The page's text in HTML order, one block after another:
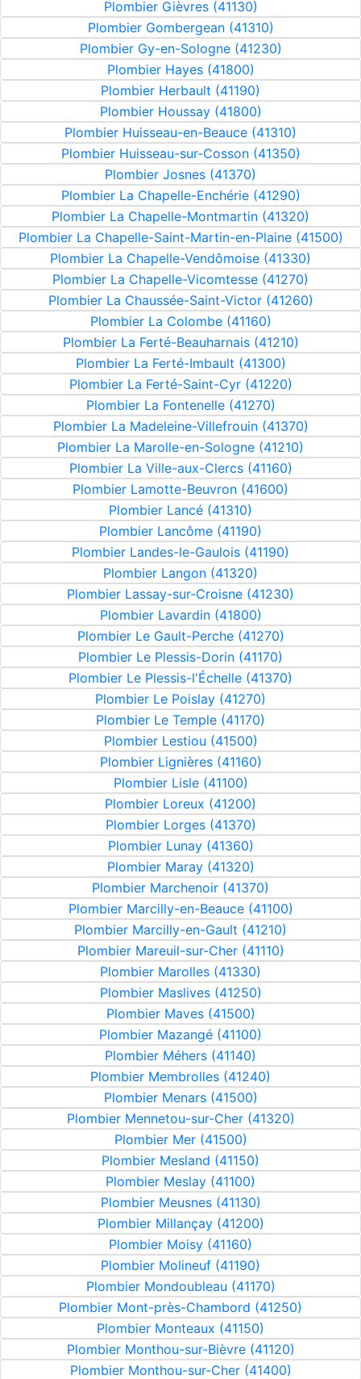
Plombier Gièvres (41130)
Plombier Gombergean (41310)
Plombier Gy-en-Sologne (41230)
Plombier Hayes (41800)
Plombier Herbault (41190)
Plombier Houssay (41800)
Plombier Huisseau-en-Beauce (41310)
Plombier Huisseau-sur-Cosson (41350)
Plombier Josnes (41370)
Plombier La Chapelle-Enchérie (41290)
Plombier La Chapelle-Montmartin (41320)
Plombier La Chapelle-Saint-Martin-en-Plaine (41500)
Plombier La Chapelle-Vendômoise (41330)
Plombier La Chapelle-Vicomtesse (41270)
Plombier La Chaussée-Saint-Victor (41260)
Plombier La Colombe (41160)
Plombier La Ferté-Beauharnais (41210)
Plombier La Ferté-Imbault (41300)
Plombier La Ferté-Saint-Cyr (41220)
Plombier La Fontenelle (41270)
Plombier La Madeleine-Villefrouin (41370)
Plombier La Marolle-en-Sologne (41210)
Plombier La Ville-aux-Clercs (41160)
Plombier Lamotte-Beuvron (41600)
Plombier Lancé (41310)
Plombier Lancôme (41190)
Plombier Landes-le-Gaulois (41190)
Plombier Langon (41320)
Plombier Lassay-sur-Croisne (41230)
Plombier Lavardin (41800)
Plombier Le Gault-Perche (41270)
Plombier Le Plessis-Dorin (41170)
Plombier Le Plessis-l'Échelle (41370)
Plombier Le Poislay (41270)
Plombier Le Temple (41170)
Plombier Lestiou (41500)
Plombier Lignières (41160)
Plombier Lisle (41100)
Plombier Loreux (41200)
Plombier Lorges (41370)
Plombier Lunay (41360)
Plombier Maray (41320)
Plombier Marchenoir (41370)
Plombier Marcilly-en-Beauce (41100)
Plombier Marcilly-en-Gault (41210)
Plombier Mareuil-sur-Cher (41110)
Plombier Marolles (41330)
Plombier Maslives (41250)
Plombier Maves (41500)
Plombier Mazangé (41100)
Plombier Méhers (41140)
Plombier Membrolles (41240)
Plombier Menars (41500)
Plombier Mennetou-sur-Cher (41320)
Plombier Mer (41500)
Plombier Mesland (41150)
Plombier Meslay (41100)
Plombier Meusnes (41130)
Plombier Millançay (41200)
Plombier Moisy (41160)
Plombier Molineuf (41190)
Plombier Mondoubleau (41170)
Plombier Mont-près-Chambord (41250)
Plombier Monteaux (41150)
Plombier Monthou-sur-Bièvre (41120)
Plombier Monthou-sur-Cher (41400)